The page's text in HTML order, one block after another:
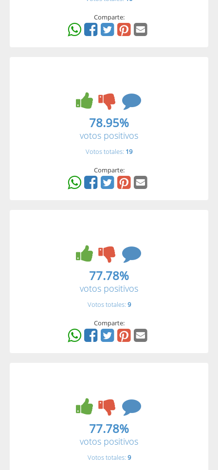
Comparte:
78.95%
votos positivos
Votos totales: 19
Comparte:
77.78%
votos positivos
Votos totales: 9
Comparte:
77.78%
votos positivos
Votos totales: 9